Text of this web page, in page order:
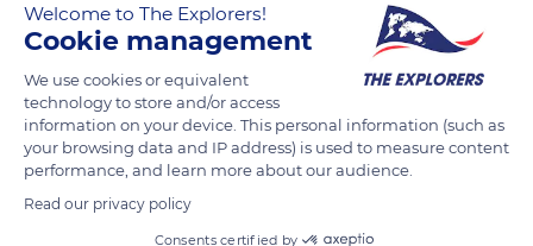
incendie le 30 octobre 1777, lorsque les voiles ont été laissées
en action lors d'un fort coup de vent.
READ MORE TRANSLATE
Welcome to The Explorers!
Cookie management
We use cookies or equivalent
technology to store and/or access
information on your device. This personal information (such as
your browsing data and IP address) is used to measure content
performance, and learn more about our audience.
Read our privacy policy
Consents certified by